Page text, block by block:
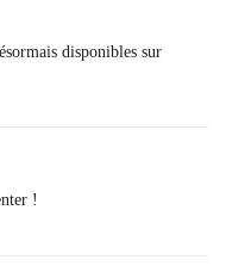
disponibles sur
!